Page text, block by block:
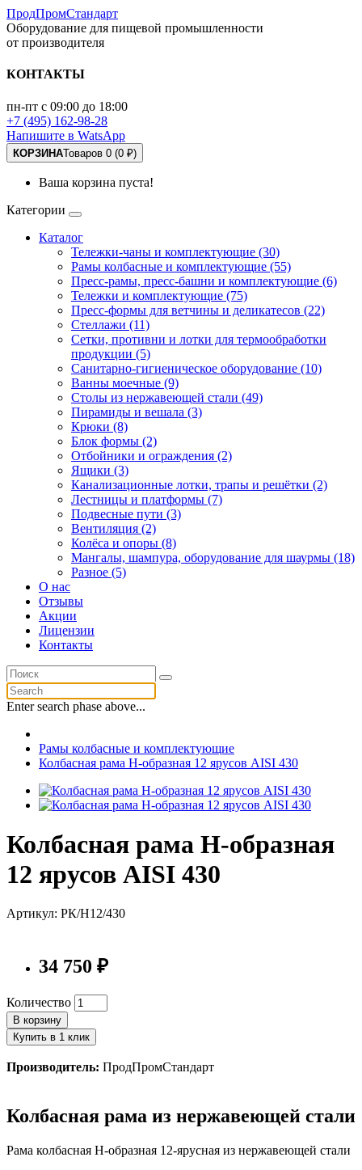
ПродПромСтандарт
Оборудование для пищевой промышленности
от производителя
КОНТАКТЫ
пн-пт с 09:00 до 18:00
+7 (495) 162-98-28
Напишите в WatsApp
КОРЗИНАТоваров 0 (0 ₽)
Ваша корзина пуста!
Категории
Каталог
Тележки-чаны и комплектующие (30)
Рамы колбасные и комплектующие (55)
Пресс-рамы, пресс-башни и комплектующие (6)
Тележки и комплектующие (75)
Пресс-формы для ветчины и деликатесов (22)
Стеллажи (11)
Сетки, противни и лотки для термообработки
продукции (5)
Санитарно-гигиеническое оборудование (10)
Ванны моечные (9)
Столы из нержавеющей стали (49)
Пирамиды и вешала (3)
Крюки (8)
Блок формы (2)
Отбойники и ограждения (2)
Ящики (3)
Канализационные лотки, трапы и решётки (2)
Лестницы и платформы (7)
Подвесные пути (3)
Вентиляция (2)
Колёса и опоры (8)
Мангалы, шампура, оборудование для шаурмы (18)
Разное (5)
О нас
Отзывы
Акции
Лицензии
Контакты
Enter search phase above...
Рамы колбасные и комплектующие
Колбасная рама Н-образная 12 ярусов AISI 430
Колбасная рама Н-образная
12 ярусов AISI 430
Артикул: РК/Н12/430
34 750 ₽
Количество
В корзину
Купить в 1 клик
Производитель: ПродПромСтандарт
Колбасная рама из нержавеющей стали
Рама колбасная Н-образная 12-ярусная из нержавеющей стали